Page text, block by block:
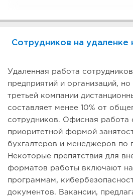
Сотрудников на удаленке
Удаленная работа
предприятий и организаций,
третьей компании
составляет менее 10% от
сотрудников. Офисная работа
приоритетной формой
бухгалтеров и менеджеров по
Некоторые препятствия для
форматов работы включают
программам,
документов. Вакансии,